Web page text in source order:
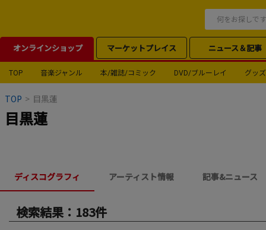
オンラインショップ マーケットプレイス ニュース＆記事
TOP 音楽ジャンル 本/雑誌/コミック DVD/ブルーレイ グッズ
TOP > 目黒蓮
目黒蓮
ディスコグラフィ アーティスト情報 記事&ニュース
検索結果：183件